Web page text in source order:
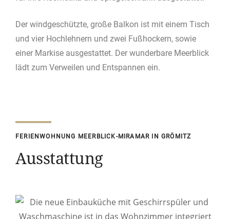
Der windgeschützte, große Balkon ist mit einem Tisch
und vier Hochlehnern und zwei Fußhockern, sowie
einer Markise ausgestattet. Der wunderbare Meerblick
lädt zum Verweilen und Entspannen ein.
FERIENWOHNUNG MEERBLICK-MIRAMAR IN GRÖMITZ
Ausstattung